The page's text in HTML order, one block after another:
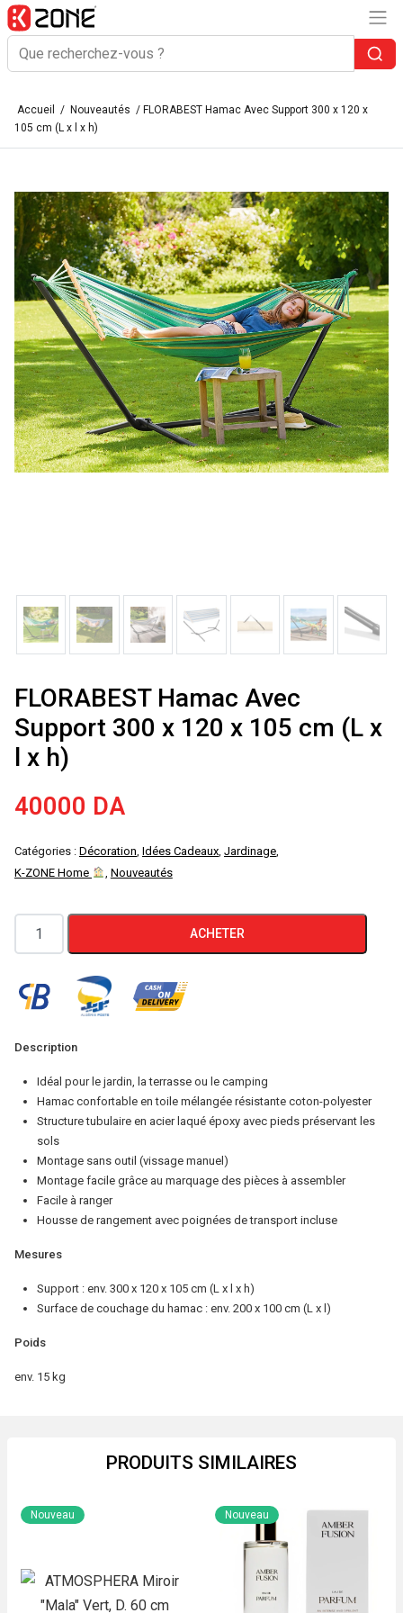
Accueil / Nouveautés / FLORABEST Hamac Avec Support 300 x 120 x
105 cm (L x l x h)
FLORABEST Hamac Avec
Support 300 x 120 x 105 cm (L x
l x h)
40000 DA
Catégories : Décoration, Idées Cadeaux, Jardinage,
K-ZONE Home
, Nouveautés
quantité
de
FLORABEST
Hamac
Support
120
105
(L
h)
ACHETER
Description
Idéal pour le jardin, la terrasse ou le camping
Hamac confortable en toile mélangée résistante coton-polyester
Structure tubulaire en acier laqué époxy avec pieds préservant les
sols
Montage sans outil (vissage manuel)
Montage facile grâce au marquage des pièces à assembler
Facile à ranger
Housse de rangement avec poignées de transport incluse
Mesures
Support : env. 300 x 120 x 105 cm (L x l x h)
Surface de couchage du hamac : env. 200 x 100 cm (L x l)
Poids
env. 15 kg
PRODUITS SIMILAIRES
Nouveau Nouveau